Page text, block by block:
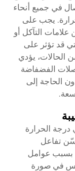
في جميع أنحاء
يجب على
التآكل أو
قد تؤثر على
الحالات، يؤدي
الفضفاضة
الحاجة إلى
درجة الحرارة
تفاعل
بسبب عوامل
في صورة